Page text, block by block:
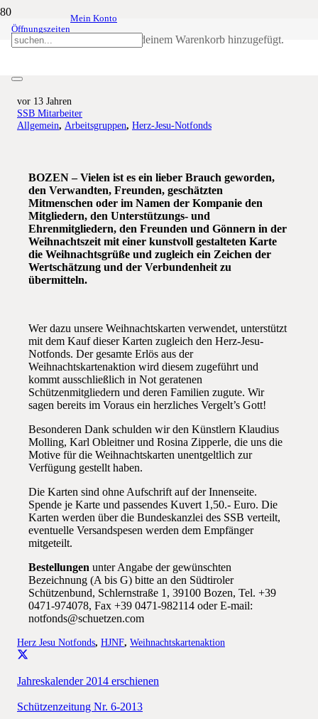
Öffnungszeiten
Mein Konto
wurde deinem Warenkorb hinzugefügt.
Weihnachtskartenaktion des Herz-
vor 13 Jahren
SSB Mitarbeiter
Allgemein, Arbeitsgruppen, Herz-Jesu-Notfonds
BOZEN – Vielen ist es ein lieber Brauch geworden,
den Verwandten, Freunden, geschätzten
Mitmenschen oder im Namen der Kompanie den
Mitgliedern, den Unterstützungs- und
Ehrenmitgliedern, den Freunden und Gönnern in der
Weihnachtszeit mit einer kunstvoll gestalteten Karte
die Weihnachtsgrüße und zugleich ein Zeichen der
Wertschätzung und der Verbundenheit zu
übermitteln.
Wer dazu unsere Weihnachtskarten verwendet, unterstützt
mit dem Kauf dieser Karten zugleich den Herz-Jesu-
Notfonds. Der gesamte Erlös aus der
Weihnachtskartenaktion wird diesem zugeführt und
kommt ausschließlich in Not geratenen
Schützenmitgliedern und deren Familien zugute. Wir
sagen bereits im Voraus ein herzliches Vergelt’s Gott!
Besonderen Dank schulden wir den Künstlern Klaudius
Molling, Karl Obleitner und Rosina Zipperle, die uns die
Motive für die Weihnachtskarten unentgeltlich zur
Verfügung gestellt haben.
Die Karten sind ohne Aufschrift auf der Innenseite.
Spende je Karte und passendes Kuvert 1,50.- Euro. Die
Karten werden über die Bundeskanzlei des SSB verteilt,
eventuelle Versandspesen werden dem Empfänger
mitgeteilt.
Bestellungen unter Angabe der gewünschten
Bezeichnung (A bis G) bitte an den Südtiroler
Schützenbund, Schlernstraße 1, 39100 Bozen, Tel. +39
0471-974078, Fax +39 0471-982114 oder E-mail:
notfonds@schuetzen.com
Herz Jesu Notfonds, HJNF, Weihnachtskartenaktion
Jahreskalender 2014 erschienen
Schützenzeitung Nr. 6-2013